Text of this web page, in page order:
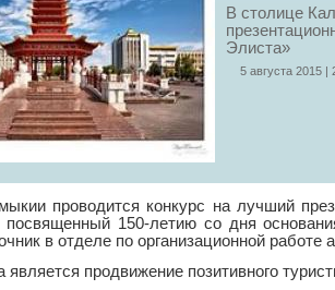
В столице
Элиста»
5 августа 2015 |
проводится конкурс на лучший
посвященный 150-летию со дня
в отделе по организационной
является продвижение позитивного